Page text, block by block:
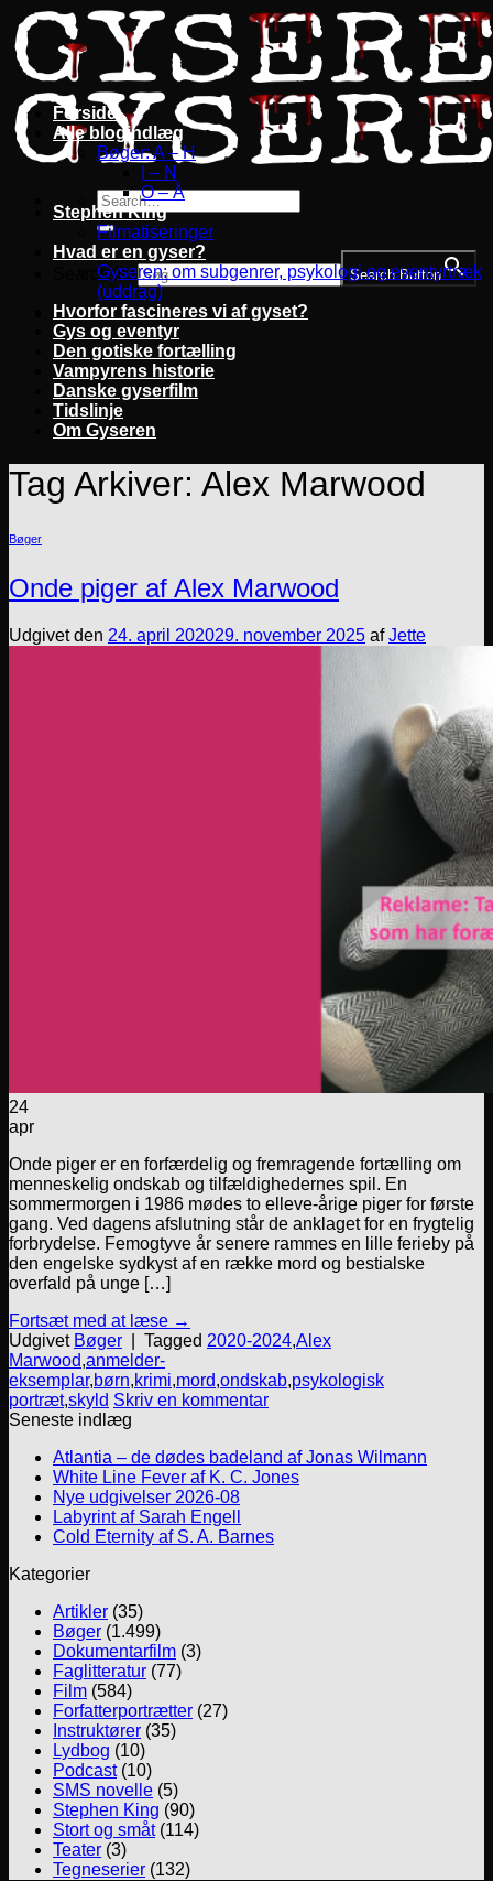
Fortsæt
til
indhold
Search for: Search Button
Forside
Alle blogindlæg
Bøger: A – H
I – N
O – Å
Stephen King
Filmatiseringer
Hvad er en gyser?
Gyseren: om subgenrer, psykologi og eventyrtræk
(uddrag)
Hvorfor fascineres vi af gyset?
Gys og eventyr
Den gotiske fortælling
Vampyrens historie
Danske gyserfilm
Tidslinje
Om Gyseren
Tag Arkiver: Alex Marwood
Bøger
Onde piger af Alex Marwood
Udgivet den 24. april 202029. november 2025 afJette
24
apr
Onde piger er en forfærdelig og fremragende fortælling om
menneskelig ondskab og tilfældighedernes spil. En
sommermorgen i 1986 mødes to elleve-årige piger for første
gang. Ved dagens afslutning står de anklaget for en frygtelig
forbrydelse. Femogtyve år senere rammes en lille ferieby på
den engelske sydkyst af en række mord og bestialske
overfald på unge […]
Fortsæt med at læse →
Udgivet Bøger Tagged 2020-2024,Alex
Marwood,anmelder-
eksemplar,børn,krimi,mord,ondskab,psykologisk
portræt,skyld Skriv en kommentar
Seneste indlæg
Atlantia – de dødes badeland af Jonas Wilmann
White Line Fever af K. C. Jones
Nye udgivelser 2026-08
Labyrint af Sarah Engell
Cold Eternity af S. A. Barnes
Kategorier
Artikler (35)
Bøger (1.499)
Dokumentarfilm (3)
Faglitteratur (77)
Film (584)
Forfatterportrætter (27)
Instruktører (35)
Lydbog (10)
Podcast(10)
SMS novelle (5)
Stephen King (90)
Stort og småt(114)
Teater (3)
Tegneserier (132)